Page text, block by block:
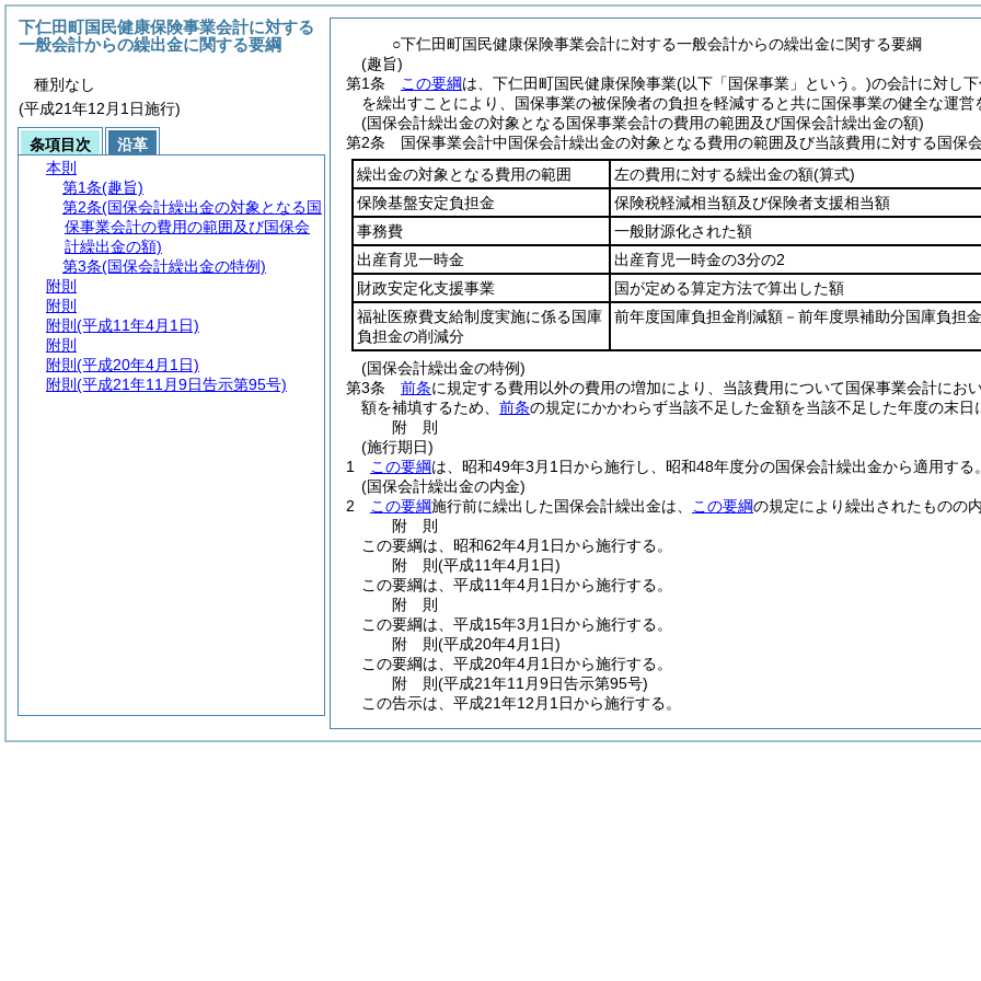
○下仁田町国民健康保険事業会計に対する一般会計からの繰出金に関する要綱
(趣旨)
第1条
この要綱は、下仁田町国民健康保険事業(以下「国保事業」という。)の会計に対し
を繰出すことにより、国保事業の被保険者の負担を軽減すると共に国保事業の健全な運営
(国保会計繰出金の対象となる国保事業会計の費用の範囲及び国保会計繰出金の額)
第2条
国保事業会計中国保会計繰出金の対象となる費用の範囲及び当該費用に対する国保
繰出金の対象となる費用の範囲
左の費用に対する繰出金の額(算式)
保険基盤安定負担金
保険税軽減相当額及び保険者支援相当額
事務費
一般財源化された額
出産育児一時金
出産育児一時金の3分の2
財政安定化支援事業
国が定める算定方法で算出した額
福祉医療費支給制度実施に係る国庫
負担金の削減分
前年度国庫負担金削減額－前年度県補助分国庫負担
(国保会計繰出金の特例)
第3条
前条に規定する費用以外の費用の増加により、当該費用について国保事業会計に
額を補填するため、 前条の規定にかかわらず当該不足した金額を当該不足した年度の末
附 則
(施行期日)
1
この要綱は、昭和49年3月1日から施行し、昭和48年度分の国保会計繰出金から適用する。
(国保会計繰出金の内金)
2
この要綱施行前に繰出した国保会計繰出金は、 この要綱の規定により繰出されたものの
附 則
この要綱は、昭和62年4月1日から施行する。
附 則(平成11年4月1日)
この要綱は、平成11年4月1日から施行する。
附 則
この要綱は、平成15年3月1日から施行する。
附 則(平成20年4月1日)
この要綱は、平成20年4月1日から施行する。
附 則(平成21年11月9日告示第95号)
この告示は、平成21年12月1日から施行する。
下仁田町国民健康保険事業会計に対する
一般会計からの繰出金に関する要綱
種別なし
(平成21年12月1日施行)
条項目次
沿革
本則
第1条(趣旨)
第2条(国保会計繰出金の対象となる国
保事業会計の費用の範囲及び国保会
計繰出金の額)
第3条(国保会計繰出金の特例)
附則
附則
附則 (平成11年4月1日)
附則
附則 (平成20年4月1日)
附則 (平成21年11月9日告示第95号)